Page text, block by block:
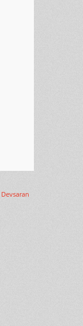
Devsaran